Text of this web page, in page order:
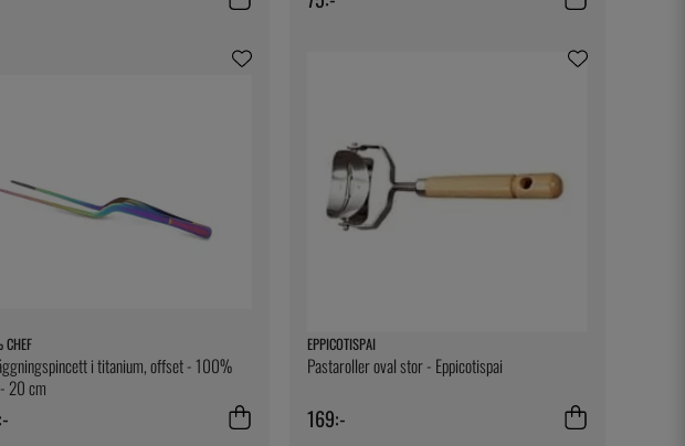
i titanium, offset - 100%
20 cm
EPPICOTISPAI
Pastaroller oval stor - Eppicotispai
169:-